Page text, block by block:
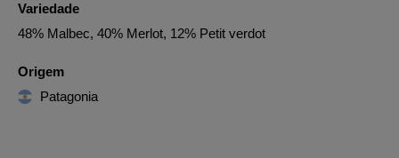
Variedade
48% Malbec, 40% Merlot, 12% Petit verdot
Origem
Patagonia